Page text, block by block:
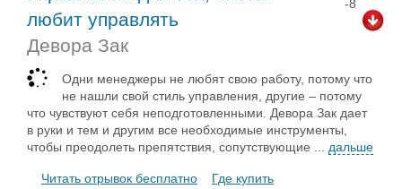
любит управлять
Девора Зак
-8
Одни менеджеры не любят свою работу, потому что
не нашли свой стиль управления, другие – потому
что чувствуют себя неподготовленными. Девора Зак дает
в руки и тем и другим все необходимые инструменты,
чтобы преодолеть препятствия, сопутствующие
дальше
Читать отрывок бесплатно Где купить